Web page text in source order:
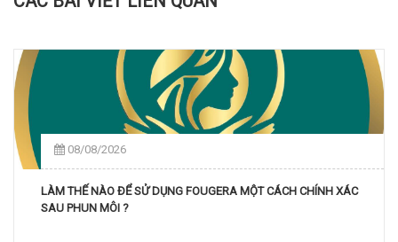
08/08/2026
LÀM THẾ NÀO ĐỂ SỬ DỤNG FOUGERA MỘT CÁCH CHÍNH XÁC
SAU PHUN MÔI ?